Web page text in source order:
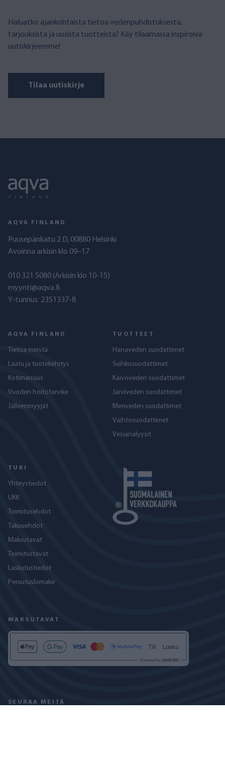
Haluatko ajankohtaista tietoa vedenpuhdistuksesta,
tarjouksista ja uusista tuotteista? Käy tilaamassa inspiroiva
uutiskirjeemme!
Tilaa uutiskirje
AQVA FINLAND
Puusepänkatu 2 D, 00880 Helsinki
Avoinna arkisin klo 09–17
010 321 5080 (Arkisin klo 10-15)
myynti@aqva.fi
Y-tunnus: 2351337-8
AQVA FINLAND
Tietoa meistä
Laatu ja tuotekehitys
Kotimaisuus
Vuoden hoitotarvike
Jälleenmyyjät
TUOTTEET
Hanaveden suodattimet
Suihkusuodattimet
Kaivoveden suodattimet
Järviveden suodattimet
Meriveden suodattimet
Vaihtosuodattimet
Vesianalyysit
TUKI
Yhteystiedot
UKK
Toimitusehdot
Takuuehdot
Maksutavat
Toimitustavat
Laskutustiedot
Peruutuslomake
MAKSUTAVAT
SEURAA MEITÄ